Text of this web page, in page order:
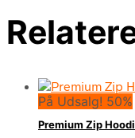
På Udsalg! 50%
Premium Zip